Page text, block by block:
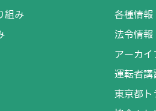
組み 各種情報
法令情報
アーカイ
運転者講
東京都ト